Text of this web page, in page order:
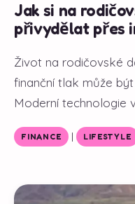
Jak si na
přivydělat přes
Život na rodičovské
finanční tlak může
Moderní technologie
FINANCE | LIFESTYLE